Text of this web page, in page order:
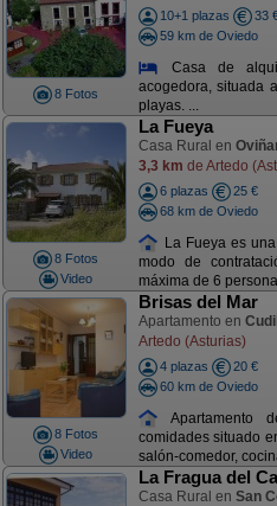
8 Fotos
10+1 plazas
33
59 km de Oviedo
Casa de
acogedora, situada
playas. ...
8 Fotos
Video
La Fueya
Casa Rural en
3,3 km de Artedo
6 plazas
25 €
68 km de Oviedo
La Fueya es
modo de
máxima de 6
8 Fotos
Video
Brisas del Mar
Apartamento en
Artedo (Asturias)
4 plazas
20 €
60 km de Oviedo
Apartamento
comidades situado
salón-comedor,
La Fragua del
Casa Rural en San